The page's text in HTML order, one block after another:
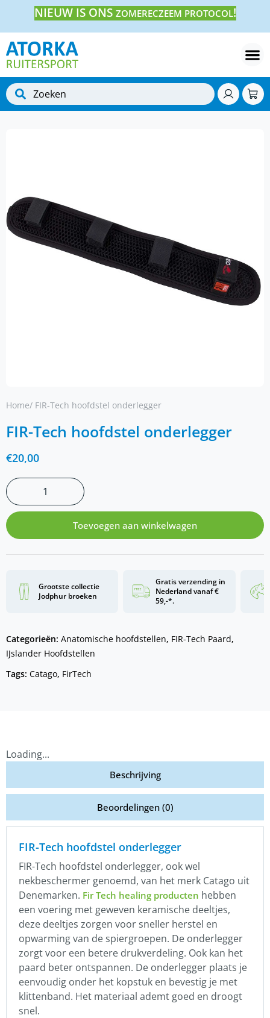
NIEUW IS ONS ZOMERECZEEM PROTOCOL!
Home/ FIR-Tech hoofdstel onderlegger
FIR-Tech hoofdstel onderlegger
€20,00
Toevoegen aan winkelwagen
Grootste collectie
Jodphur broeken
Gratis verzending in
Nederland vanaf €
59,-*.
Categorieën: Anatomische hoofdstellen, FIR-Tech Paard,
IJslander Hoofdstellen
Tags: Catago, FirTech
Loading...
Beschrijving
Beoordelingen (0)
FIR-Tech hoofdstel onderlegger
FIR-Tech hoofdstel onderlegger, ook wel
nekbeschermer genoemd, van het merk Catago uit
Denemarken. Fir Tech healing producten hebben
een voering met geweven keramische deeltjes,
deze deeltjes zorgen voor sneller herstel en
opwarming van de spiergroepen. De onderlegger
zorgt voor een betere drukverdeling. Ook kan het
paard beter ontspannen. De onderlegger plaats je
eenvoudig onder het kopstuk en bevestig je met
klittenband. Het materiaal ademt goed en droogt
snel.